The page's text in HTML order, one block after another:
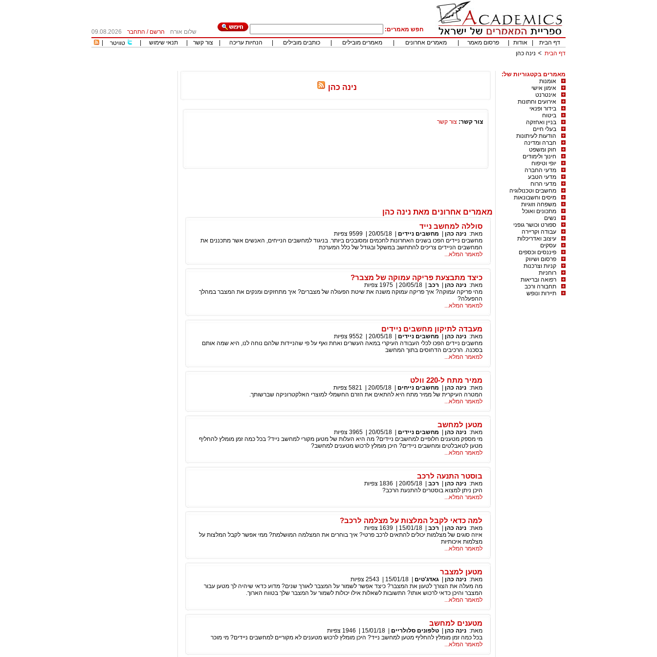
חפש מאמרים: שלום אורח הרשם / התחבר
09.08.2026
דף הבית
אודות פרסום מאמר מאמרים אחרונים מאמרים מובילים כותבים מובילים הנחיות עריכה צור קשר תנאי שימוש טוויטר
דף הבית
נינה כהן
מאמרים בקטגוריות של:
אומנות
אימון אישי
אינטרנט
אירועים וחתונות
בידור ופנאי
ביטוח
בניין ואחזקה
בעלי חיים
הודעות לעיתונות
חברה ומדינה
חוק ומשפט
חינוך ולימודים
יופי וטיפוח
מדעי החברה
מדעי הטבע
מדעי הרוח
מחשבים וטכנולוגיה
מיסים וחשבונאות
משפחה וזוגיות
מתכונים ואוכל
נשים
ספורט וכושר גופני
עבודה וקריירה
עיצוב ואדריכלות
עסקים
פיננסים וכספים
פרסום ושיווק
קניות וצרכנות
רוחניות
רפואה ובריאות
תחבורה ורכב
תיירות ונופש
נינה כהן
צור קשר: צור קשר
מאמרים אחרונים מאת נינה כהן
סוללה למחשב נייד
מאת: נינה כהן מחשבים ניידים 20/05/18
9599 צפיות
מחשבים ניידים הפכו בשנים האחרונות לחכמים ומסובכים ביותר. בניגוד למחשבים הנייחים, האנשים אשר מתכננים את
המחשבים הניידים צריכים להתחשב במשקל ובגודל של כלל המערכת
למאמר המלא...
כיצד מתבצעת פריקה עמוקה של מצבר?
מאת: נינה כהן רכב 20/05/18
1975 צפיות
מהי פריקה עמוקה? איך פריקה עמוקה משנה את שיטת הפעולה של מצברים? איך מתחזקים ומנקים את המצבר במהלך
ההפעלה?
למאמר המלא...
מעבדה לתיקון מחשבים ניידים
מאת: נינה כהן מחשבים ניידים 20/05/18
9552 צפיות
מחשבים ניידים הפכו לכלי העבודה העיקרי במאה העשרים ואחת ואף על פי שהניידות שלהם נוחה לנו, היא שמה אותם
בסכנה. הרכיבים הדחוסים בתוך המחשב
למאמר המלא...
ממיר מתח ל-220 וולט
מאת: נינה כהן מחשבים נייחים 20/05/18
5821 צפיות
המטרה העיקרית של ממיר מתח היא להתאים את הזרם החשמלי למוצרי האלקטרוניקה שברשותך.
למאמר המלא...
מטען למחשב
מאת: נינה כהן מחשבים ניידים 20/05/18
3965 צפיות
מי מספק מטענים חלופיים למחשבים ניידים? מה היא העלות של מטען מקורי למחשב נייד? בכל כמה זמן מומלץ להחליף
מטען לטאבלטים ומחשבים ניידים? היכן מומלץ לרכוש מטענים למחשב?
למאמר המלא...
בוסטר התנעה לרכב
מאת: נינה כהן רכב 20/05/18
1836 צפיות
היכן ניתן למצוא בוסטרים להתנעת הרכב?
למאמר המלא...
למה כדאי לקבל המלצות על מצלמה לרכב?
מאת: נינה כהן רכב 15/01/18
1639 צפיות
איזה סוגים של מצלמות יכולים להתאים לרכב פרטי? איך בוחרים את המצלמה המושלמת? ממי אפשר לקבל המלצות על
מצלמות איכותיות
למאמר המלא...
מטען למצבר
מאת: נינה כהן גאדג'טים 15/01/18
2543 צפיות
מה מעלה את הצורך לטעון את המצבר? כיצד אפשר לשמור על המצבר לאורך שנים? מדוע כדאי שיהיה לך מטען עבור
המצבר והיכן כדאי לרכוש אותו? התשובות לשאלות אילו יכולות לשמור על המצבר שלך בטווח הארוך.
למאמר המלא...
מטענים למחשב
מאת: נינה כהן טלפונים סלולריים 15/01/18
1946 צפיות
בכל כמה זמן מומלץ להחליף מטען למחשב נייד? היכן מומלץ לרכוש מטענים לא מקוריים למחשבים ניידים? מי מוכר
למאמר המלא...